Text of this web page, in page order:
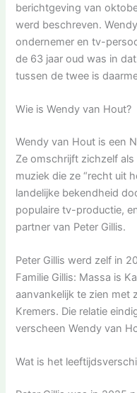
berichtgeving van
werd beschreven.
ondernemer en tv-
de 63 jaar oud was in
tussen de twee is
Wie is Wendy van Hout?
Wendy van Hout is een
Ze omschrijft zichzelf
muziek die ze “recht uit
landelijke bekendheid
populaire tv-productie,
partner van Peter Gillis.
Peter Gillis werd zelf in
Familie Gillis: Massa is
aanvankelijk te zien met
Kremers. Die relatie
verscheen Wendy van
Wat is het